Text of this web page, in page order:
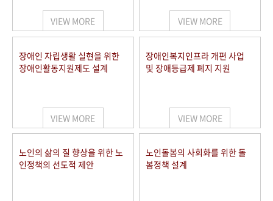
VIEW MORE VIEW MORE
장애인 자립생활 실현을 위한
장애인활동지원제도 설계
VIEW MORE
장애인복지인프라 개편 사업
및 장애등급제 폐지 지원
VIEW MORE
노인의 삶의 질 향상을 위한 노
인정책의 선도적 제안
노인돌봄의 사회화를 위한 돌
봄정책 설계